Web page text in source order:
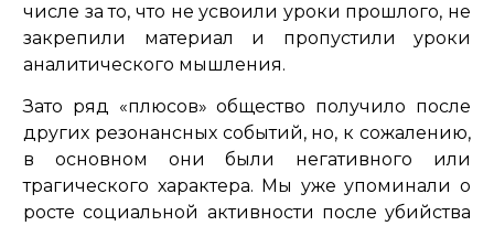
числе за то, что не усвоили уроки прошлого, не
закрепили материал и пропустили уроки
аналитического мышления.
Зато ряд «плюсов» общество получило после
других резонансных событий, но, к сожалению,
в основном они были негативного или
трагического характера. Мы уже упоминали о
росте социальной активности после убийства